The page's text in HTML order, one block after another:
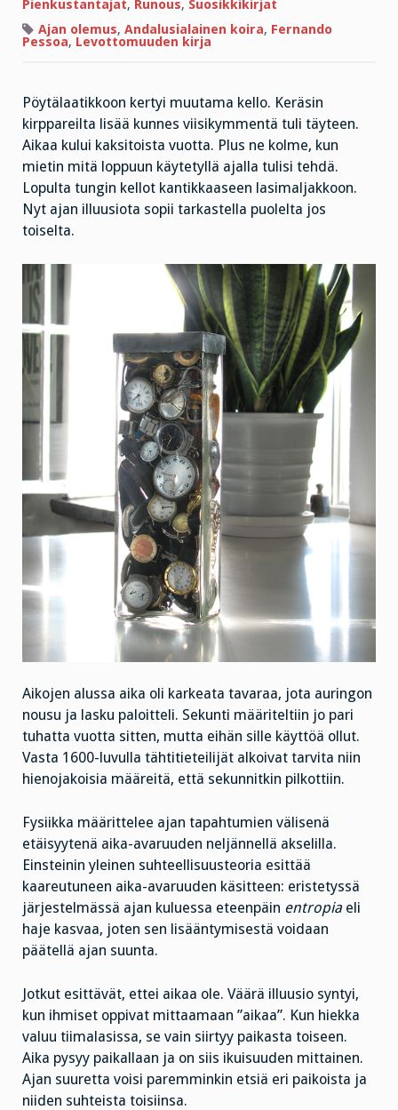
Pienkustantajat, Runous, Suosikkikirjat
Ajan olemus, Andalusialainen koira, Fernando
Pessoa, Levottomuuden kirja
Pöytälaatikkoon kertyi muutama kello. Keräsin
kirppareilta lisää kunnes viisikymmentä tuli täyteen.
Aikaa kului kaksitoista vuotta. Plus ne kolme, kun
mietin mitä loppuun käytetyllä ajalla tulisi tehdä.
Lopulta tungin kellot kantikkaaseen lasimaljakkoon.
Nyt ajan illuusiota sopii tarkastella puolelta jos
toiselta.
Aikojen alussa aika oli karkeata tavaraa, jota auringon
nousu ja lasku paloitteli. Sekunti määriteltiin jo pari
tuhatta vuotta sitten, mutta eihän sille käyttöä ollut.
Vasta 1600-luvulla tähtitieteilijät alkoivat tarvita niin
hienojakoisia määreitä, että sekunnitkin pilkottiin.
Fysiikka määrittelee ajan tapahtumien välisenä
etäisyytenä aika-avaruuden neljännellä akselilla.
Einsteinin yleinen suhteellisuusteoria esittää
kaareutuneen aika-avaruuden käsitteen: eristetyssä
järjestelmässä ajan kuluessa eteenpäin entropia eli
haje kasvaa, joten sen lisääntymisestä voidaan
päätellä ajan suunta.
Jotkut esittävät, ettei aikaa ole. Väärä illuusio syntyi,
kun ihmiset oppivat mittaamaan ”aikaa”. Kun hiekka
valuu tiimalasissa, se vain siirtyy paikasta toiseen.
Aika pysyy paikallaan ja on siis ikuisuuden mittainen.
Ajan suuretta voisi paremminkin etsiä eri paikoista ja
niiden suhteista toisiinsa.